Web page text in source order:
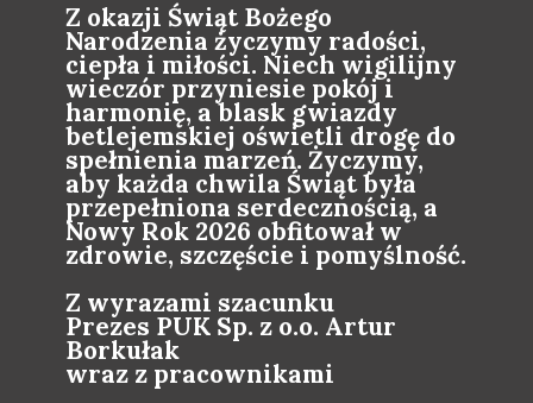
Z okazji Świąt Bożego
Narodzenia życzymy radości,
ciepła i miłości. Niech wigilijny
wieczór przyniesie pokój i
harmonię, a blask gwiazdy
betlejemskiej oświetli drogę do
spełnienia marzeń. Życzymy,
aby każda chwila Świąt była
przepełniona serdecznością, a
Nowy Rok 2026 obfitował w
zdrowie, szczęście i pomyślność.
Z wyrazami szacunku
Prezes PUK Sp. z o.o. Artur
Borkułak
wraz z pracownikami